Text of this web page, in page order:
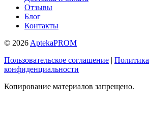
Отзывы
Блог
Контакты
© 2026 AptekaPROM
Пользовательское соглашение | Политика
конфиденциальности
Копирование материалов запрещено.